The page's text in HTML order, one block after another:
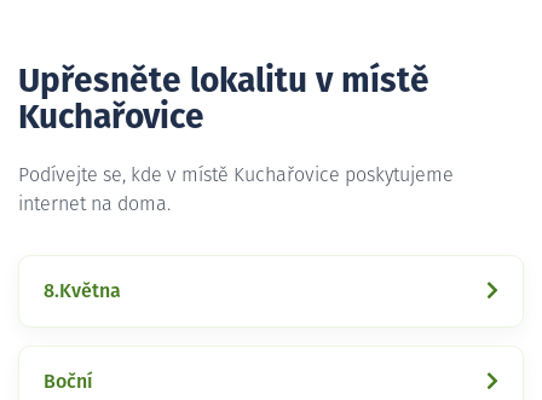
Upřesněte lokalitu v místě
Kuchařovice
Podívejte se, kde v místě Kuchařovice poskytujeme
internet na doma.
8.Května
Boční